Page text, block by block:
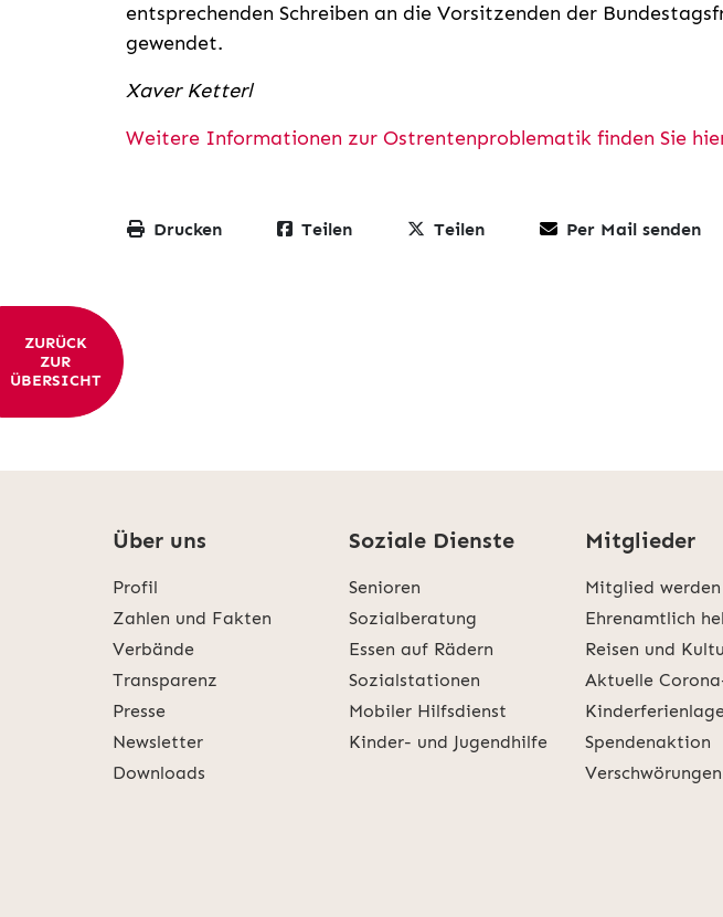
entsprechenden Schreiben an die Vorsitzenden der
gewendet.
Xaver Ketterl
Weitere Informationen zur Ostrentenproblematik finden Sie
Drucken Teilen Teilen Per Mail senden
ZURÜCK
ZUR
ÜBERSICHT
Über uns
Profil
Zahlen und Fakten
Verbände
Transparenz
Presse
Newsletter
Downloads
Soziale Dienste
Senioren
Sozialberatung
Essen auf Rädern
Sozialstationen
Mobiler Hilfsdienst
Kinder- und Jugendhilfe
Mitglieder
Mitglied werden
Ehrenamtlich
Reisen und
Aktuelle
Spendenaktion